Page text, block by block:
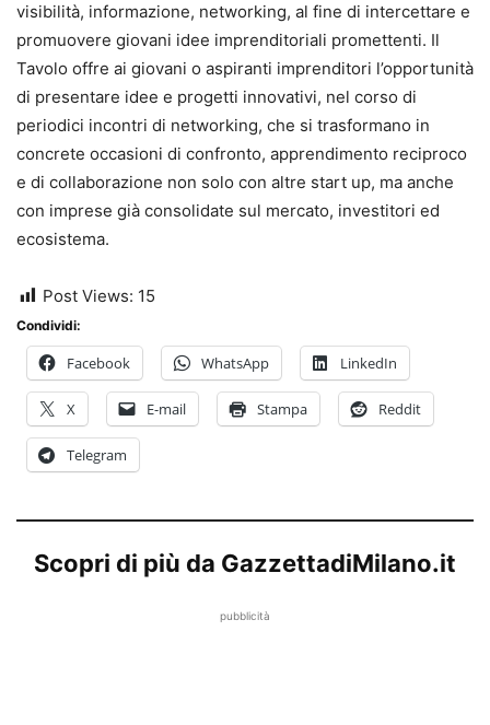
visibilità, informazione, networking, al fine di intercettare e
promuovere giovani idee imprenditoriali promettenti. Il
Tavolo offre ai giovani o aspiranti imprenditori l’opportunità
di presentare idee e progetti innovativi, nel corso di
periodici incontri di networking, che si trasformano in
concrete occasioni di confronto, apprendimento reciproco
e di collaborazione non solo con altre start up, ma anche
con imprese già consolidate sul mercato, investitori ed
ecosistema.
Post Views: 15
Condividi:
Facebook WhatsApp LinkedIn
X E-mail Stampa Reddit
Telegram
Scopri di più da GazzettadiMilano.it
pubblicità